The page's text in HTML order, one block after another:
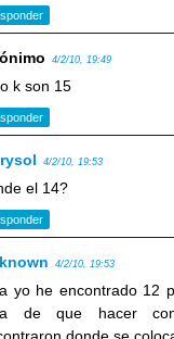
4/2/10, 19:49
k son 15
4/2/10, 19:53
el 14?
4/2/10, 19:53
yo he encontrado 12
de que hacer